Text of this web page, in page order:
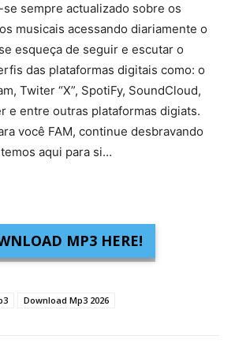
sempre actualizado sobre os
musicais acessando diariamente o
esqueça de seguir e escutar o
das plataformas digitais como: o
Twiter “X”, SpotiFy, SoundCloud,
e entre outras plataformas digiats.
você FAM, continue desbravando
aqui para si…
MP3 HERE!
Download Mp3 2026